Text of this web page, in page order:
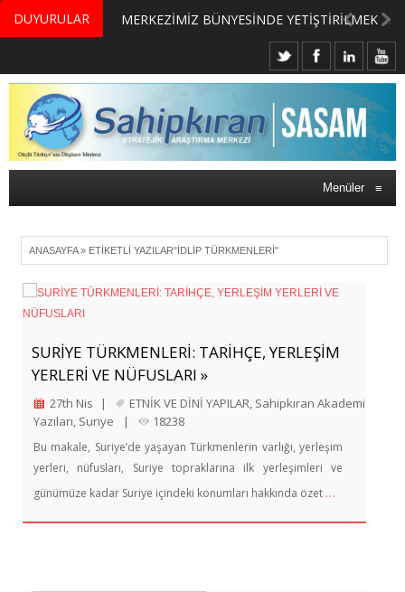
DUYURULAR MERKEZİMİZ BÜNYESİNDE YETİŞTİRİLMEK ÜZERE GÖNÜLLÜ ÜLKE MASASI UZMANI VE UZMAN ADAYLARI ARIYORUZ
Menüler ≡
ANASAYFA» ETIKETLI YAZILAR"İDLIP TÜRKMENLERI"
SURİYE TÜRKMENLERİ: TARİHÇE, YERLEŞİM
YERLERİ VE NÜFUSLARI »
27th Nis | ETNİK VE DİNİ YAPILAR Sahipkıran Akademi
Yazıları Suriye | 18238
Bu makale, Suriye’de yaşayan Türkmenlerin varlığı, yerleşim
yerleri, nüfusları, Suriye topraklarına ilk yerleşimleri ve
günümüze kadar Suriye içindeki konumları hakkında özet …